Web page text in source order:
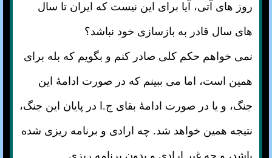
روز های آتی، آیا برای این نیست که ایران تا سال
های سال قادر به بازسازی خود نباشد؟
نمی خواهم حکم کلی صادر کنم و بگویم که بله برای
همین است، اما می ببینم که در صورت ادامهٔ این
جنگ، و یا در صورت ادامهٔ بقای ج.ا در پایان این جنگ،
نتیجه همین خواهد شد. چه ارادی و برنامه ریزی شده
باشد، و چه غیر ارادی و بدون برنامه ریزی.